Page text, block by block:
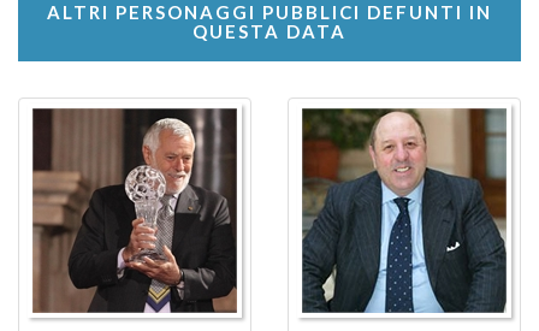
ALTRI PERSONAGGI PUBBLICI DEFUNTI IN
QUESTA DATA